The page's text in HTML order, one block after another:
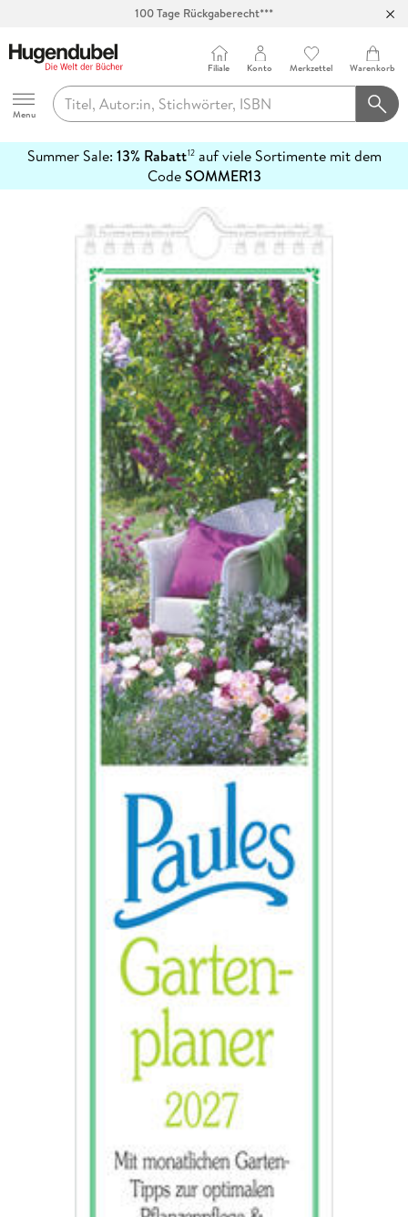
100 Tage Rückgaberecht***
Hugendubel
Menu
Filiale Konto Merkzettel Warenkorb
Summer Sale: 13% Rabatt12auf viele Sortimente mit dem
CodeSOMMER13
erfahren